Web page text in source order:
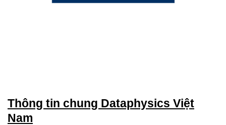
Thông tin chung Dataphysics Việt
Nam